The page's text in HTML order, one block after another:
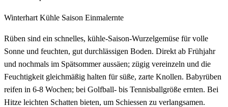
Winterhart Kühle Saison Einmalernte
Rüben sind ein schnelles, kühle-Saison-Wurzelgemüse für volle
Sonne und feuchten, gut durchlässigen Boden. Direkt ab Frühjahr
und nochmals im Spätsommer aussäen; zügig vereinzeln und die
Feuchtigkeit gleichmäßig halten für süße, zarte Knollen. Babyrüben
reifen in 6-8 Wochen; bei Golfball- bis Tennisballgröße ernten. Bei
Hitze leichten Schatten bieten, um Schiessen zu verlangsamen.